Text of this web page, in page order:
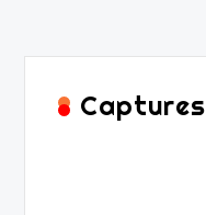
Captures